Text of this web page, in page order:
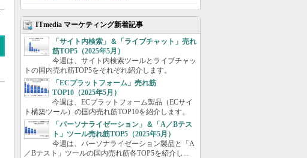
ITmedia マーケティング新着記事
「サイト内検索」＆「ライブチャット」売れ
筋TOP5（2025年5月）
今週は、サイト内検索ツールとライブチャッ
トの国内売れ筋TOP5をそれぞれ紹介します。
「ECプラットフォーム」売れ筋
TOP10（2025年5月）
今週は、ECプラットフォーム製品（ECサイ
ト構築ツール）の国内売れ筋TOP10を紹介します。
「パーソナライゼーション」＆「A／Bテス
ト」ツール売れ筋TOP5（2025年5月）
今週は、パーソナライゼーション製品と「A
／Bテスト」ツールの国内売れ筋各TOP5を紹介し...